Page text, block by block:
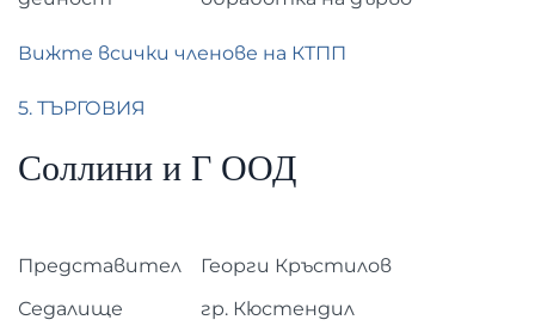
Вижте всички членове на КТПП
5. ТЪРГОВИЯ
Соллини и Г ООД
Представител
Георги Кръстилов
Седалище
гр. Кюстендил